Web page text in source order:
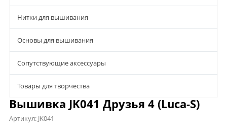
Нитки для вышивания
Основы для вышивания
Сопутствующие аксессуары
Товары для творчества
Вышивка JK041 Друзья 4 (Luca-S)
Артикул: JK041